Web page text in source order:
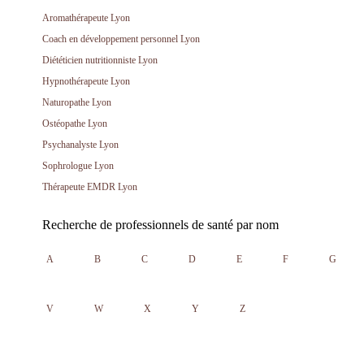
Aromathérapeute Lyon
Coach en développement personnel Lyon
Diététicien nutritionniste Lyon
Hypnothérapeute Lyon
Naturopathe Lyon
Ostéopathe Lyon
Psychanalyste Lyon
Sophrologue Lyon
Thérapeute EMDR Lyon
Recherche de professionnels de santé par nom
A B C D E F G
V W X Y Z